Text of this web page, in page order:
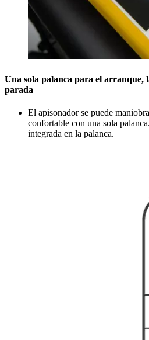
Una sola palanca para el arranque,
parada
El apisonador se puede
confortable con una sola
integrada en la palanca.